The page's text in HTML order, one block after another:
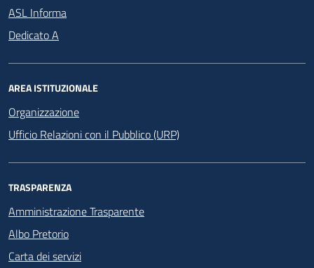
ASL Informa
Dedicato A
AREA ISTITUZIONALE
Organizzazione
Ufficio Relazioni con il Pubblico (URP)
TRASPARENZA
Amministrazione Trasparente
Albo Pretorio
Carta dei servizi